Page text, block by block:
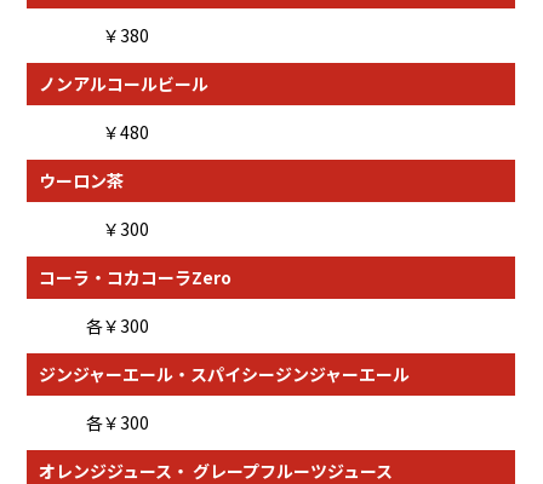
￥380
ノンアルコールビール
￥480
ウーロン茶
￥300
コーラ・コカコーラZero
各￥300
ジンジャーエール・スパイシージンジャーエール
各￥300
オレンジジュース・ グレープフルーツジュース